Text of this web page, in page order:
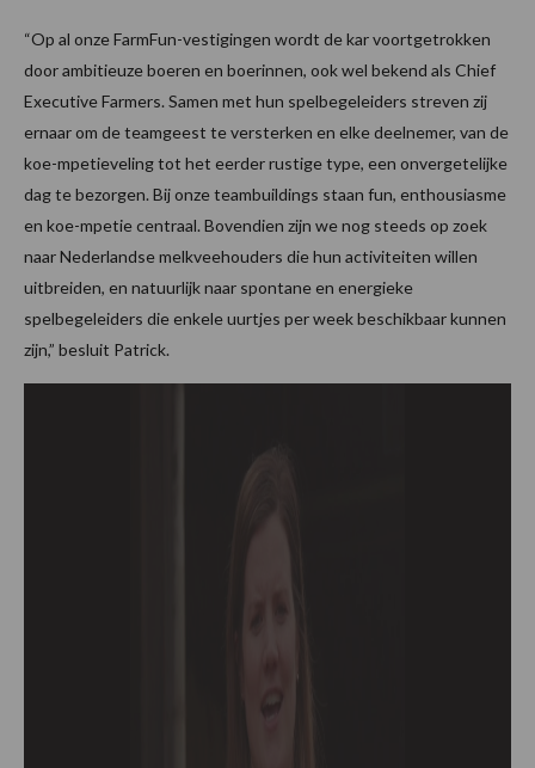
“Op al onze FarmFun-vestigingen wordt de kar voortgetrokken
door ambitieuze boeren en boerinnen, ook wel bekend als Chief
Executive Farmers. Samen met hun spelbegeleiders streven zij
ernaar om de teamgeest te versterken en elke deelnemer, van de
koe-mpetieveling tot het eerder rustige type, een onvergetelijke
dag te bezorgen. Bij onze teambuildings staan fun, enthousiasme
en koe-mpetie centraal. Bovendien zijn we nog steeds op zoek
naar Nederlandse melkveehouders die hun activiteiten willen
uitbreiden, en natuurlijk naar spontane en energieke
spelbegeleiders die enkele uurtjes per week beschikbaar kunnen
zijn,” besluit Patrick.